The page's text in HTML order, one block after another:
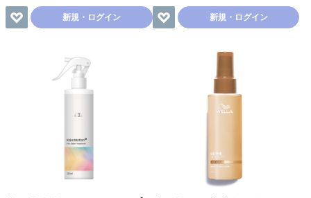
新規・ログイン 新規・ログイン